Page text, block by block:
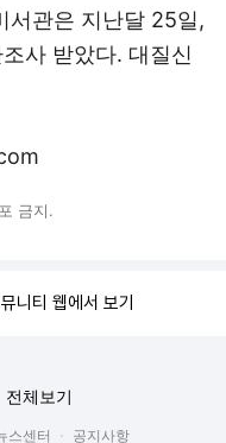
서관은 지난달 25일,
사 받았다. 대질신
금지.
니티 웹에서 보기
전체보기
스센터 공지사항